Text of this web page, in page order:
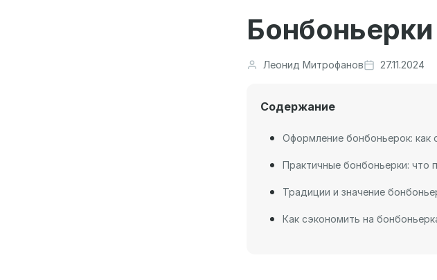
Леонид Митрофанов 27.11.2024
Содержание
Оформление бонбоньерок: как
Практичные бонбоньерки: что
Традиции и значение
Как сэкономить на